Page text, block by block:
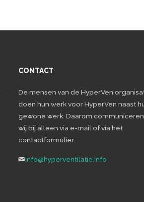
CONTACT
De mensen van de HyperVen
doen hun werk voor HyperVen naast
gewone werk. Daarom communiceren
wij bij alleen via e-mail of via het
contactformulier.
info@hyperventilatie.info